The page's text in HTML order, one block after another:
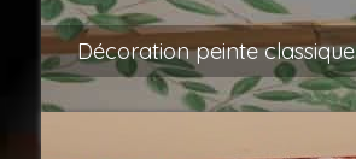
Décoration peinte classique